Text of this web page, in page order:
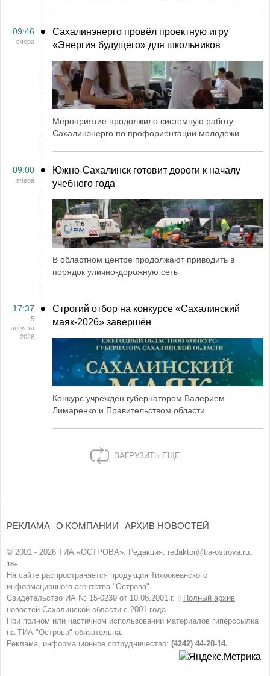
09:46
вчера
Сахалинэнерго провёл проектную игру
«Энергия будущего» для школьников
Мероприятие продолжило системную работу
Сахалинэнерго по профориентации молодежи
09:00
вчера
Южно-Сахалинск готовит дороги к началу
учебного года
В областном центре продолжают приводить в
порядок улично-дорожную сеть
17:37
5
августа
2026
Строгий отбор на конкурсе «Сахалинский
маяк‑2026» завершён
Конкурс учреждён губернатором Валерием
Лимаренко и Правительством области
ЗАГРУЗИТЬ ЕЩЕ
РЕКЛАМА О КОМПАНИИ АРХИВ НОВОСТЕЙ
© 2001 - 2026 ТИА «ОСТРОВА». Редакция: redaktor@tia-ostrova.ru.
18+
На сайте распространяется продукция Тихоокеанского
информационного агентства "Острова".
Свидетельство ИА № 15-0239 от 10.08.2001 г. ||
Полный архив
новостей Сахалинской области с 2001 года
При полном или частичном использовании материалов гиперссылка
на ТИА "Острова" обязательна.
Реклама, информационное сотрудничество: (4242) 44-28-14.